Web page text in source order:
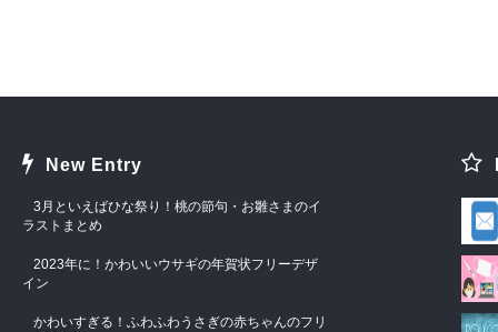
New Entry
3月といえばひな祭り！桃の節句・お雛さまのイ
ラストまとめ
2023年に！かわいいウサギの年賀状フリーデザ
イン
かわいすぎる！ふわふわうさぎの赤ちゃんのフリ